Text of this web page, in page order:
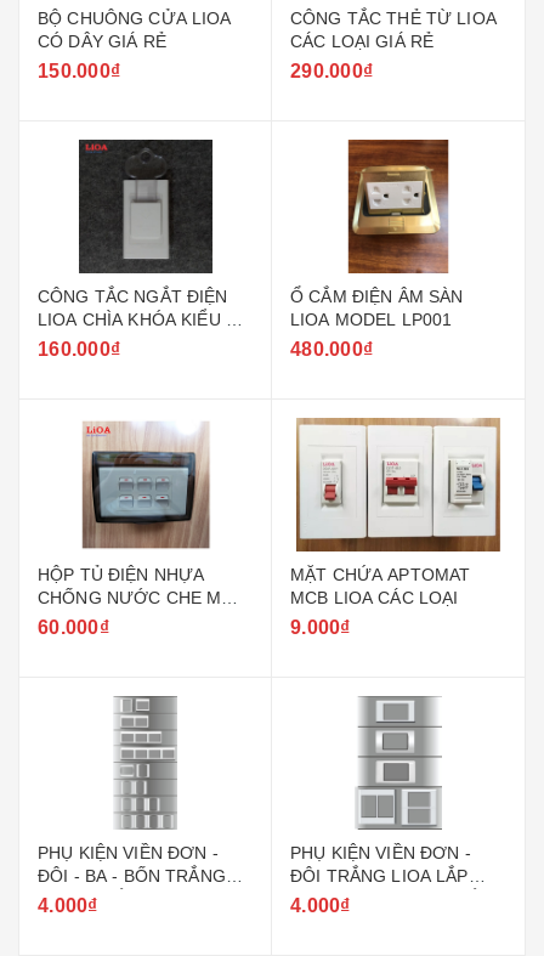
BỘ CHUÔNG CỬA LIOA
CÓ DÂY GIÁ RẺ
150.000₫
CÔNG TẮC THẺ TỪ LIOA
CÁC LOẠI GIÁ RẺ
290.000₫
CÔNG TẮC NGẮT ĐIỆN
LIOA CHÌA KHÓA KIỂU A
VÀ B
160.000₫
Ổ CẮM ĐIỆN ÂM SÀN
LIOA MODEL LP001
480.000₫
HỘP TỦ ĐIỆN NHỰA
CHỐNG NƯỚC CHE MƯA
LIOA
60.000₫
MẶT CHỨA APTOMAT
MCB LIOA CÁC LOẠI
9.000₫
PHỤ KIỆN VIỀN ĐƠN -
ĐÔI - BA - BỐN TRẮNG
VUÔNG LẮP CHO V20,
4.000₫
PHỤ KIỆN VIỀN ĐƠN -
ĐÔI TRẮNG LIOA LẮP
CHUNG CHO CÔNG TẮC
4.000₫